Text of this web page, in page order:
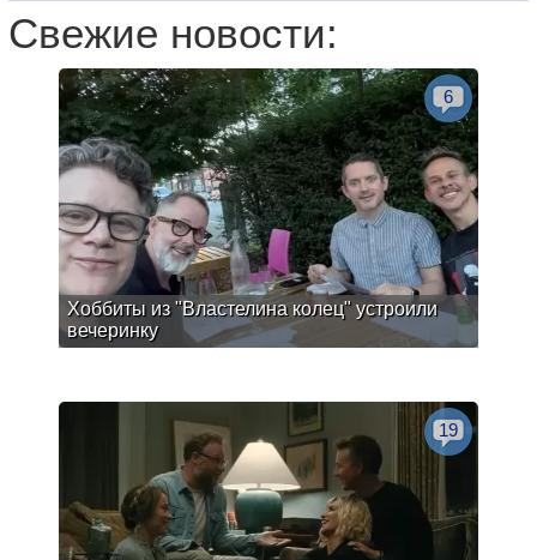
Свежие новости:
Хоббиты из "Властелина колец" устроили
вечеринку
6
19